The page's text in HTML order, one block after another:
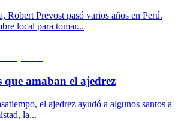
Robert Prevost pasó varios años en Perú.
local para tomar...
amaban el ajedrez
el ajedrez ayudó a algunos santos a
la...